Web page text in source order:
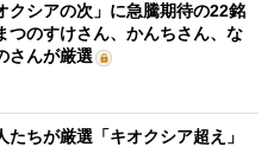
クシアの次」に急騰期待の22銘
のすけさん、かんちさん、な
さんが厳選
たちが厳選「キオクシア超え」